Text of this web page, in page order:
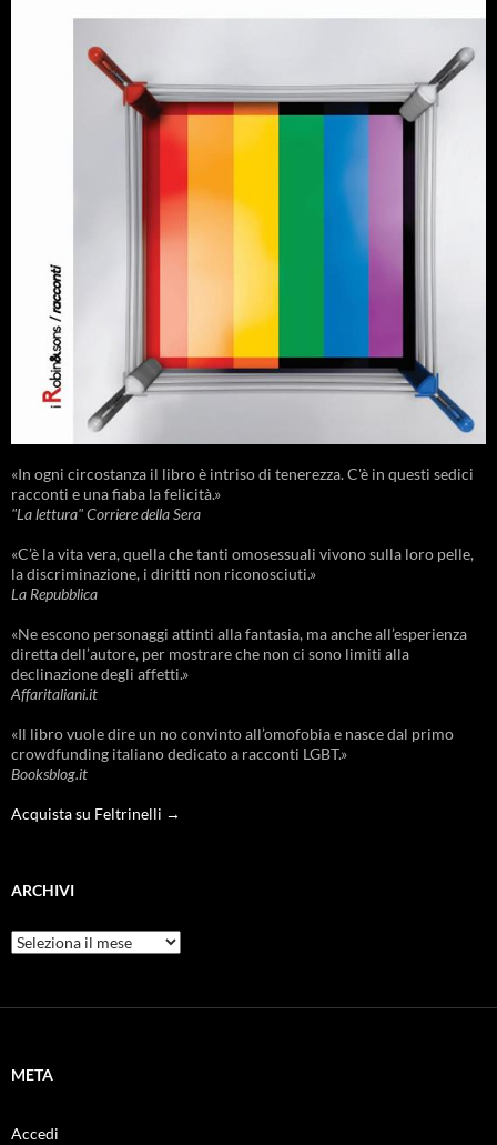
«In ogni circostanza il libro è intriso di tenerezza. C'è in questi sedici
racconti e una fiaba la felicità.»
"La lettura" Corriere della Sera
«C’è la vita vera, quella che tanti omosessuali vivono sulla loro pelle,
la discriminazione, i diritti non riconosciuti.»
La Repubblica
«Ne escono personaggi attinti alla fantasia, ma anche all’esperienza
diretta dell’autore, per mostrare che non ci sono limiti alla
declinazione degli affetti.»
Affaritaliani.it
«Il libro vuole dire un no convinto all’omofobia e nasce dal primo
crowdfunding italiano dedicato a racconti LGBT.»
Booksblog.it
Acquista su Feltrinelli →
ARCHIVI
Archivi
META
Accedi